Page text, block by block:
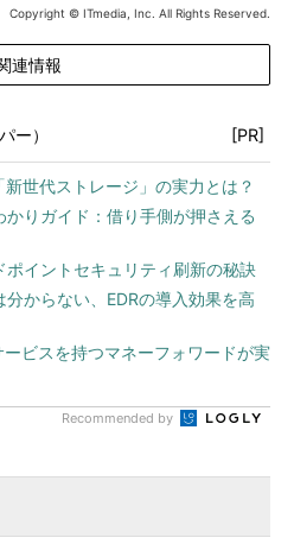
Copyright © ITmedia, Inc. All Rights Reserved.
連情報
ー） [PR]
世代ストレージ」の実力とは？
かりガイド：借り手側が押さえる
イントセキュリティ刷新の秘訣
からない、EDRの導入効果を高
ビスを持つマネーフォワードが実
Recommended by